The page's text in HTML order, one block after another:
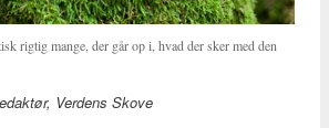
rigtig mange, der går op i, hvad der sker med den
Verdens Skove